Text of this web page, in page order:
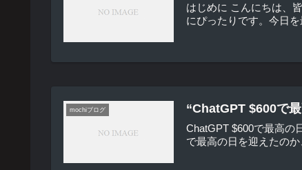
はじめに こんにちは、
にぴったりです。今日
mochiブログ “ChatGPT $600で
ChatGPT $600で最高の
で最高の日を迎えたの